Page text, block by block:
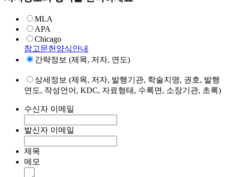
MLA
APA
Chicago
참고문헌양식안내
간략정보 (제목, 저자, 연도)
상세정보 (제목, 저자, 발행기관, 학술지명, 권호, 발행
연도, 작성언어, KDC, 자료형태, 수록면, 소장기관, 초록)
수신자 이메일
발신자 이메일
제목
메모